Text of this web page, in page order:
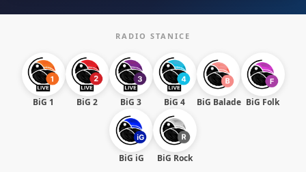
RADIO STANICE
BiG 1 BiG 2 BiG 3 BiG 4 BiG Balade BiG Folk
BiG iG BiG Rock